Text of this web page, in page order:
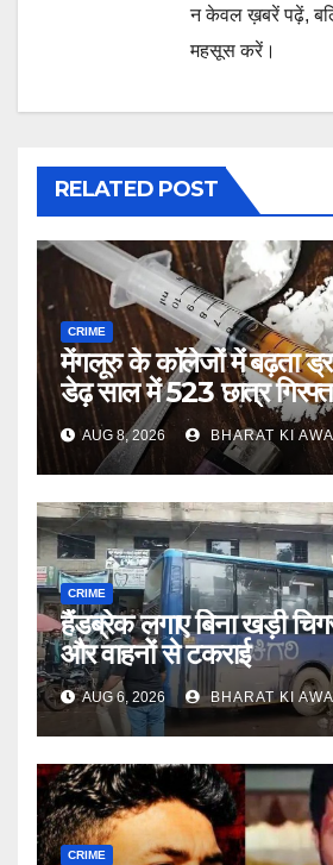
न केवल ख़बरें पढ़ें,
महसूस करें।
RELATED POST
CRIME
मेंगलूरु के कॉलेजों में बढ़ता
डेढ़ साल में 523 छात्र
AUG 8, 2026 BHARAT KI
CRIME
हैंडब्रेक लगाए बिना खड़ी
और वाहनों से टकराई
AUG 6, 2026 BHARAT KI
CRIME